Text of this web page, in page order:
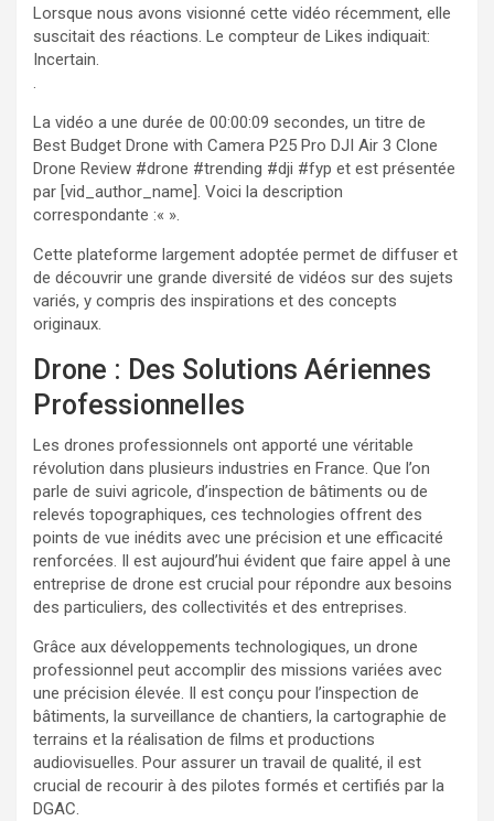
Lorsque nous avons visionné cette vidéo récemment, elle
suscitait des réactions. Le compteur de Likes indiquait:
Incertain.
.
La vidéo a une durée de 00:00:09 secondes, un titre de
Best Budget Drone with Camera P25 Pro DJI Air 3 Clone
Drone Review #drone #trending #dji #fyp et est présentée
par [vid_author_name]. Voici la description
correspondante :« ».
Cette plateforme largement adoptée permet de diffuser et
de découvrir une grande diversité de vidéos sur des sujets
variés, y compris des inspirations et des concepts
originaux.
Drone : Des Solutions Aériennes
Professionnelles
Les drones professionnels ont apporté une véritable
révolution dans plusieurs industries en France. Que l’on
parle de suivi agricole, d’inspection de bâtiments ou de
relevés topographiques, ces technologies offrent des
points de vue inédits avec une précision et une efficacité
renforcées. Il est aujourd’hui évident que faire appel à une
entreprise de drone est crucial pour répondre aux besoins
des particuliers, des collectivités et des entreprises.
Grâce aux développements technologiques, un drone
professionnel peut accomplir des missions variées avec
une précision élevée. Il est conçu pour l’inspection de
bâtiments, la surveillance de chantiers, la cartographie de
terrains et la réalisation de films et productions
audiovisuelles. Pour assurer un travail de qualité, il est
crucial de recourir à des pilotes formés et certifiés par la
DGAC.